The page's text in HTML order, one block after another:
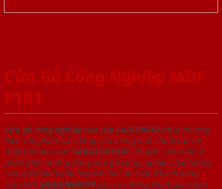
Cửa Gỗ Công Nghiệp MDF
P1R1
Cửa gỗ công nghiệp cao cấp SAIGONDOORlà thương
hiệu sản phẩm các dòng cửa trong một chuỗi các hệ
thống Showroom SAIGONDOOR. Chuyên sản xuất và
phân phối những dòng cửa gỗ công nghiệp chất lượng
cao, giá thành phù hợp với mọi nhu cầu khách hàng.
Trên hết, SAIGONDOORcòn có những chính sách bán